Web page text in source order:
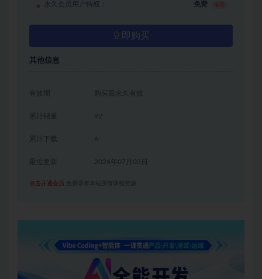
永久会员用户特权： 免费
立即购买
其他信息
有效期 购买后永久有效
累计销量 92
累计下载 6
2026年07月03日
点击开通会员 免费享有本站所有课程资源